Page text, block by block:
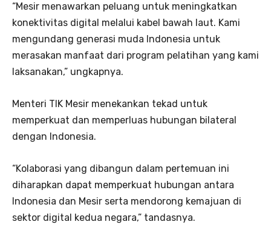
“Mesir menawarkan peluang untuk meningkatkan
konektivitas digital melalui kabel bawah laut. Kami
mengundang generasi muda Indonesia untuk
merasakan manfaat dari program pelatihan yang kami
laksanakan,” ungkapnya.
Menteri TIK Mesir menekankan tekad untuk
memperkuat dan memperluas hubungan bilateral
dengan Indonesia.
“Kolaborasi yang dibangun dalam pertemuan ini
diharapkan dapat memperkuat hubungan antara
Indonesia dan Mesir serta mendorong kemajuan di
sektor digital kedua negara,” tandasnya.